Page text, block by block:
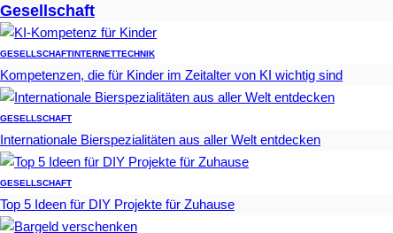
Gesellschaft
GESELLSCHAFTINTERNETTECHNIK
Kompetenzen, die für Kinder im Zeitalter von KI wichtig sind
GESELLSCHAFT
Internationale Bierspezialitäten aus aller Welt entdecken
GESELLSCHAFT
Top 5 Ideen für DIY Projekte für Zuhause